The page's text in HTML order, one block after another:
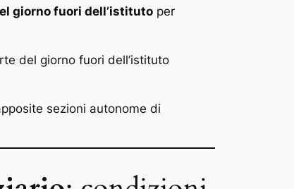
giorno fuori dell’istituto per
del giorno fuori dell’istituto
sezioni autonome di